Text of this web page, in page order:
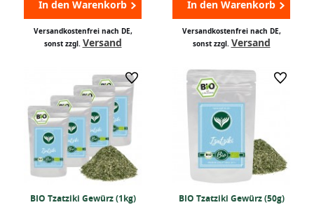
In den Warenkorb
Versandkostenfrei nach DE,
sonst zzgl. Versand
In den Warenkorb
Versandkostenfrei nach DE,
sonst zzgl. Versand
BIO Tzatziki Gewürz (1kg) BIO Tzatziki Gewürz (50g)